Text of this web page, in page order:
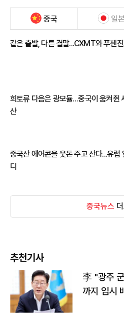
중국 일본
같은 출발, 다른 결말...CXMT와 푸젠
희토류 다음은 광모듈…중국이 움켜쥔
산
중국산 에어콘을 웃돈 주고 산다...유럽
디
중국뉴스
추천기사
李 "광주
까지 임시